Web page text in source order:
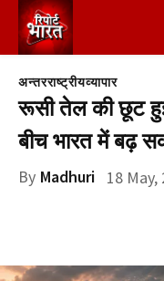
अन्तरराष्ट्रीयव्यापार
रूसी तेल की छूट
बीच भारत में बढ़
By Madhuri 18 May,